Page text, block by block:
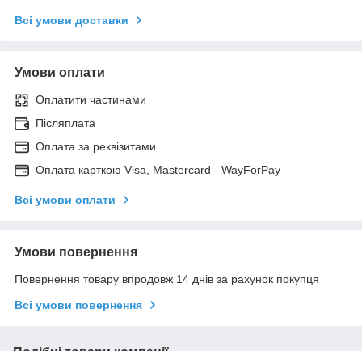
Всі умови доставки
Умови оплати
Оплатити частинами
Післяплата
Оплата за реквізитами
Оплата карткою Visa, Mastercard - WayForPay
Всі умови оплати
Умови повернення
Повернення товару впродовж 14 днів за рахунок покупця
Всі умови повернення